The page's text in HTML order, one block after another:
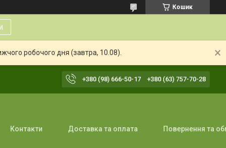
Кошик
робочого дня (завтра, 10.08).
+380 (98) 666-50-17 +380 (63) 757-70-28
Контакти Доставка та оплата Повернення та